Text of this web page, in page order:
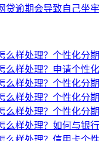
逾期会导致自己坐牢
样处理？个性化分
样处理？申请个性
样处理？个性化分
样处理？个性化分
么样处理？个性化分
样处理？如何与银